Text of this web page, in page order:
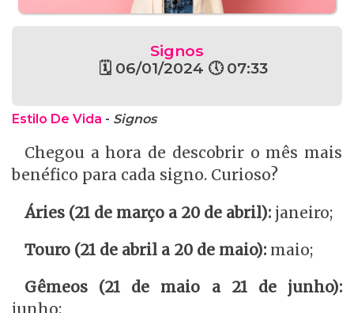
Signos
🗓 06/01/2024 🕔 07:33
Estilo De Vida - Signos
Chegou a hora de descobrir o mês mais
benéfico para cada signo. Curioso?
Áries (21 de março a 20 de abril): janeiro;
Touro (21 de abril a 20 de maio): maio;
Gêmeos (21 de maio a 21 de junho):
junho;